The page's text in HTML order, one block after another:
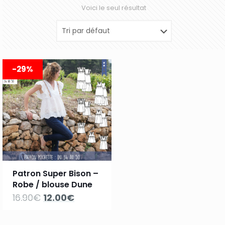
Voici le seul résultat
-29%
Patron Super Bison –
Robe / blouse Dune
16.90€ Le
12.00€Le